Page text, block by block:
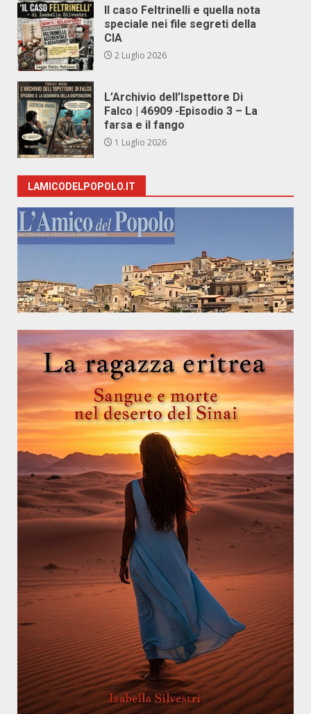
Il caso Feltrinelli e quella nota
speciale nei file segreti della
CIA
2 Luglio 2026
L’Archivio dell’Ispettore Di
Falco | 46909 -Episodio 3 – La
farsa e il fango
1 Luglio 2026
LAMICODELPOPOLO.IT